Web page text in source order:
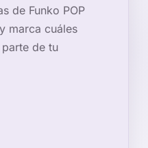
de Funko POP
marca cuáles
de tu